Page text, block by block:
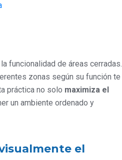
funcionalidad de áreas cerradas.
zonas según su función te
práctica no solo maximiza el
un ambiente ordenado y
el